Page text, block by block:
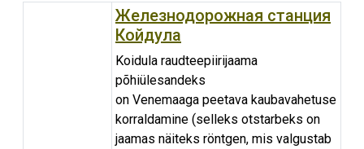
Железнодорожная станция
Койдула
Koidula raudteepiirijaama
põhiülesandeks
on Venemaaga peetava kaubavahetuse
korraldamine (selleks otstarbeks on
jaamas näiteks röntgen, mis valgustab